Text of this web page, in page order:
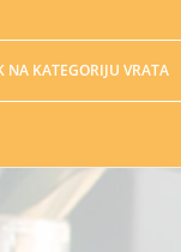
REFERENCE
NA KATEGORIJU VRATA